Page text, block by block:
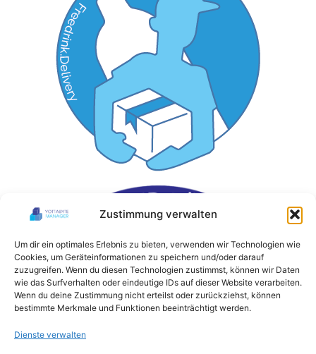
Zustimmung verwalten
Um dir ein optimales Erlebnis zu bieten, verwenden wir Technologien wie
Cookies, um Geräteinformationen zu speichern und/oder darauf
zuzugreifen. Wenn du diesen Technologien zustimmst, können wir Daten
wie das Surfverhalten oder eindeutige IDs auf dieser Website verarbeiten.
Wenn du deine Zustimmung nicht erteilst oder zurückziehst, können
bestimmte Merkmale und Funktionen beeinträchtigt werden.
Dienste verwalten